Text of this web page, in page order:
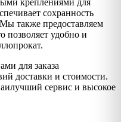
сохранность
также предоставляем
позволяет удобно и
для заказа
доставки и стоимости.
сервис и высокое